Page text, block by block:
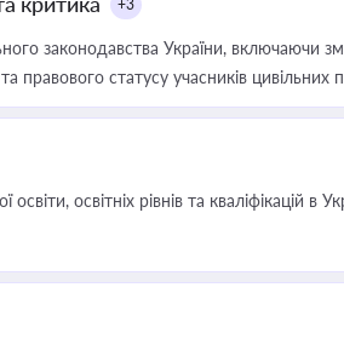
+3
законодавства України, включаючи
правового статусу учасників цивільних
освітніх рівнів та кваліфікацій в